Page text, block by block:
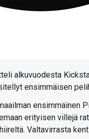
alkuvuodesta
ensimmäisen
erityisen villejä
Valtavirrasta